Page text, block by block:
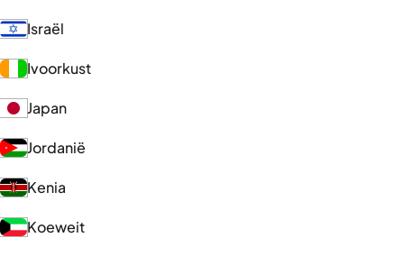
Israël
Ivoorkust
Japan
Jordanië
Kenia
Koeweit